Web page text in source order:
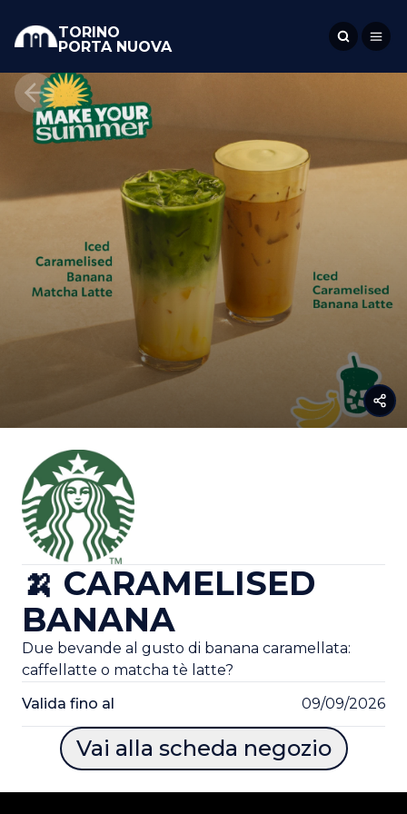
TORINO
PORTA NUOVA
🍌 CARAMELISED
BANANA
Due bevande al gusto di banana caramellata:
caffellatte o matcha tè latte?
Valida fino al
09/09/2026
Vai alla scheda negozio